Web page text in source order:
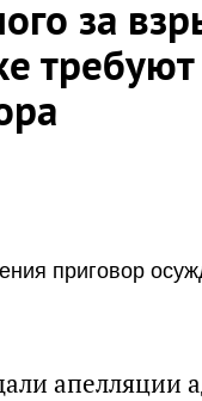
за
требуют
приговор
апелляции